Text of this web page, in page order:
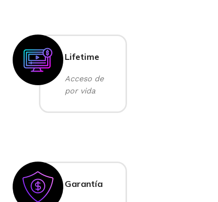
Lifetime
Acceso de
por vida
Garantía